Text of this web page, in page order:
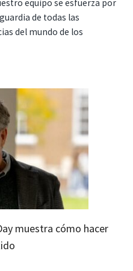
equipo se esfuerza por
de todas las
del mundo de los
muestra cómo hacer